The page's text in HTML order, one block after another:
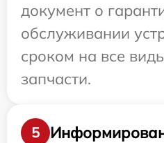
документ о
обслуживании
сроком на все
запчасти.
5